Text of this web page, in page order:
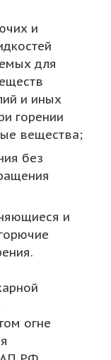
и
для
и иных
горении
вещества;
без
и
огне